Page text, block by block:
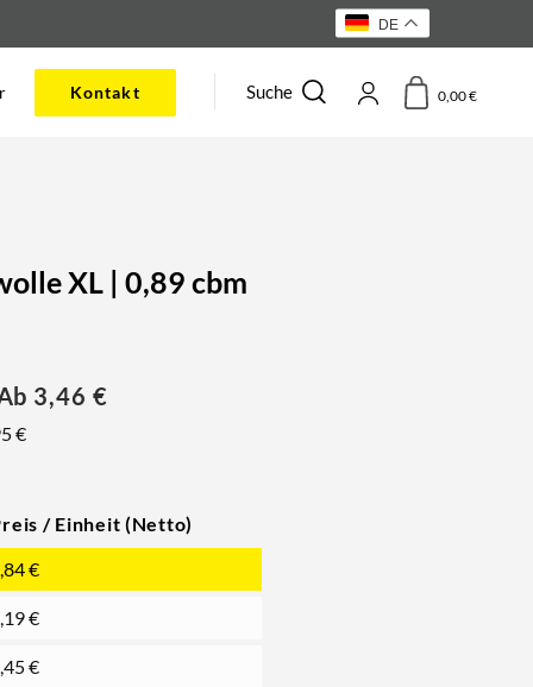
DE
Kontakt Suche 0,00€
XL | 0,89 cbm
3,46 €
€
/ Einheit (Netto)
€
€
€